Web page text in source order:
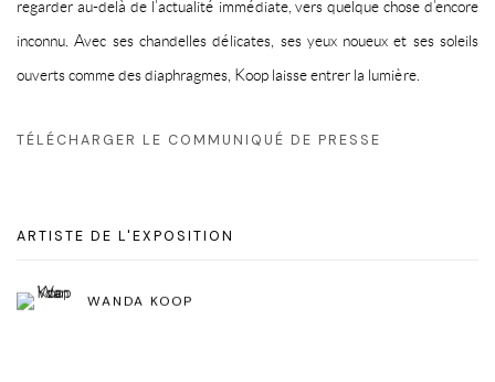
regarder au-delà de l’actualité immédiate, vers quelque chose d’encore
inconnu. Avec ses chandelles délicates, ses yeux noueux et ses soleils
ouverts comme des diaphragmes, Koop laisse entrer la lumière.
TÉLÉCHARGER LE COMMUNIQUÉ DE PRESSE
ARTISTE DE L'EXPOSITION
WANDA KOOP